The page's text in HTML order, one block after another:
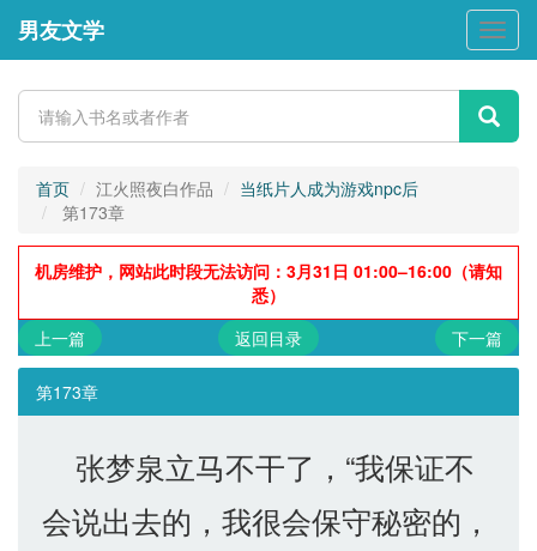
男
友
学
男友文学
首页 江火照夜白作品
当纸片人成为游戏npc后
第173章
机房维护，网站此时段无法访问：3月31日 01:00–16:00（请知
悉）
上一篇
返回目录 下一篇
第173章
张梦泉立马不干了，“我保证不
会说出去的，我很会保守秘密的，